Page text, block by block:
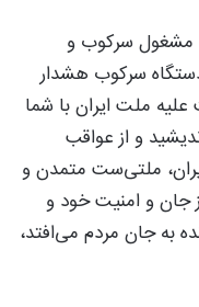
مشغول سرکوب و
سرکوب هشدار
ملت ایران با شما
و از عواقب
ملتی‌ست متمدن و
جان و امنیت خود و
به جان مردم می‌افتد،